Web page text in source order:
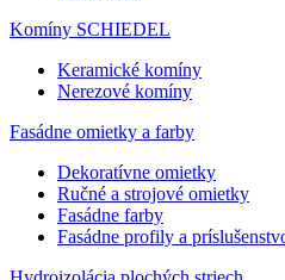
Komíny SCHIEDEL
Keramické komíny
Nerezové komíny
Fasádne omietky a farby
Dekoratívne omietky
Ručné a strojové omietky
Fasádne farby
Fasádne profily a